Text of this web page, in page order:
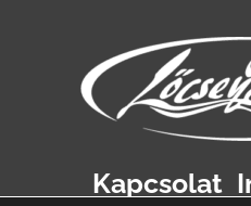
Kapcsolat